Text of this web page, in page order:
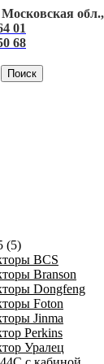
Московская
01
68
Поиск
BCS
Branson
Dongfeng
Foton
Jinma
Perkins
Уралец